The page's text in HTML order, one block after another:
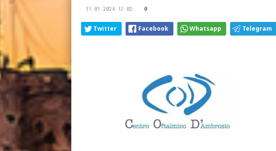
31.01.2024 12:02 0
Twitter Facebook Whatsapp Telegram